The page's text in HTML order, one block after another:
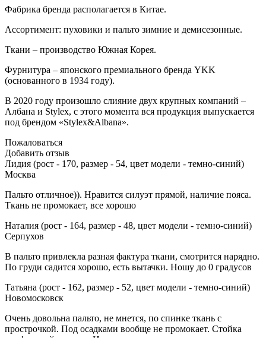
Фабрика бренда располагается в Китае.
Ассортимент: пуховики и пальто зимние и демисезонные.
Ткани – производство Южная Корея.
Фурнитура – японского премиального бренда YKK
(основанного в 1934 году).
В 2020 году произошло слияние двух крупных компаний –
Албана и Stylex, с этого момента вся продукция выпускается
под брендом «Stylex&Albana».
Пожаловаться
Добавить отзыв
Лидия (рост - 170, размер - 54, цвет модели - темно-синий)
Москва
Пальто отличное)). Нравится силуэт прямой, наличие пояса.
Ткань не промокает, все хорошо
Наталия (рост - 164, размер - 48, цвет модели - темно-синий)
Серпухов
В пальто привлекла разная фактура ткани, смотрится нарядно.
По груди садится хорошо, есть вытачки. Ношу до 0 градусов
Татьяна (рост - 162, размер - 52, цвет модели - темно-синий)
Новомосковск
Очень довольна пальто, не мнется, по спинке ткань с
прострочкой. Под осадками вообще не промокает. Стойка